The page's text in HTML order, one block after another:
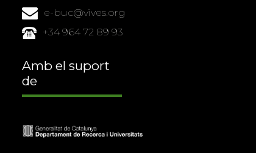
e-buc@vives.org
+34 964 72 89 93
Amb el suport
de